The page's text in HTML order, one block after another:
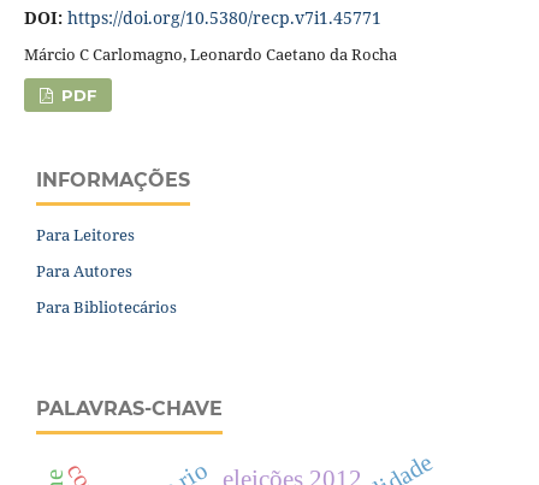
DOI: https://doi.org/10.5380/recp.v7i1.45771
Márcio C Carlomagno, Leonardo Caetano da Rocha
PDF
INFORMAÇÕES
Para Leitores
Para Autores
Para Bibliotecários
PALAVRAS-CHAVE